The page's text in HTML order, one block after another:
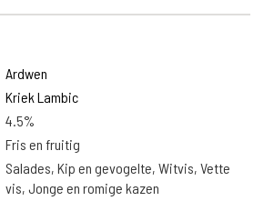
Ardwen
Kriek Lambic
4.5%
Fris en fruitig
Salades, Kip en gevogelte, Witvis, Vette
vis, Jonge en romige kazen